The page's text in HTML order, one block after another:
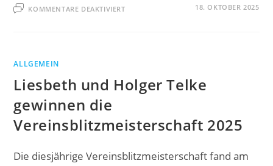
KOMMENTARE DEAKTIVIERTFÜR 18. OKTOBER 2025
ALLGEMEIN
Liesbeth und Holger Telke
gewinnen die
Vereinsblitzmeisterschaft 2025
Die diesjährige Vereinsblitzmeisterschaft fand am